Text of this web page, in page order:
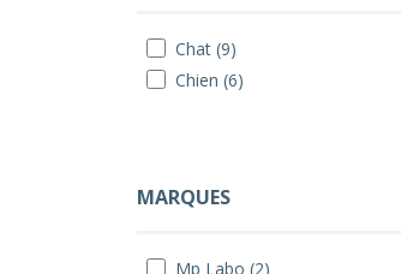
Chat (9)
Chien (6)
MARQUES
Mp Labo (2)